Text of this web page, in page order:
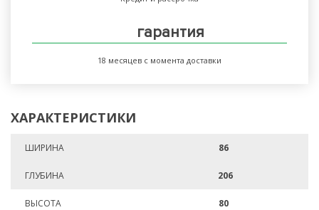
гарантия
18 месяцев с момента доставки
ХАРАКТЕРИСТИКИ
ШИРИНА 86
ГЛУБИНА 206
ВЫСОТА 80